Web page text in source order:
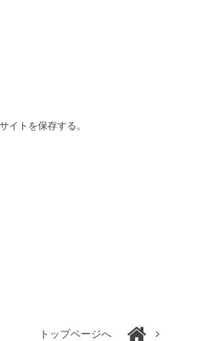
イトを保存する。
トップページへ